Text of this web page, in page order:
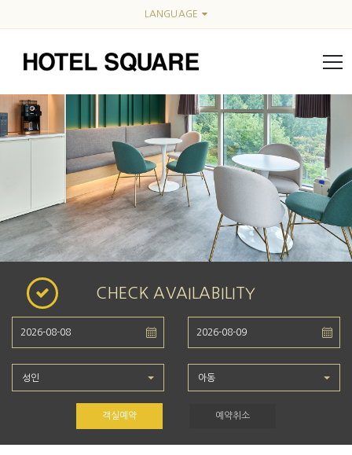
LANGUAGE
CHECK AVAILABILITY
성인 아동
객실예약 예약취소